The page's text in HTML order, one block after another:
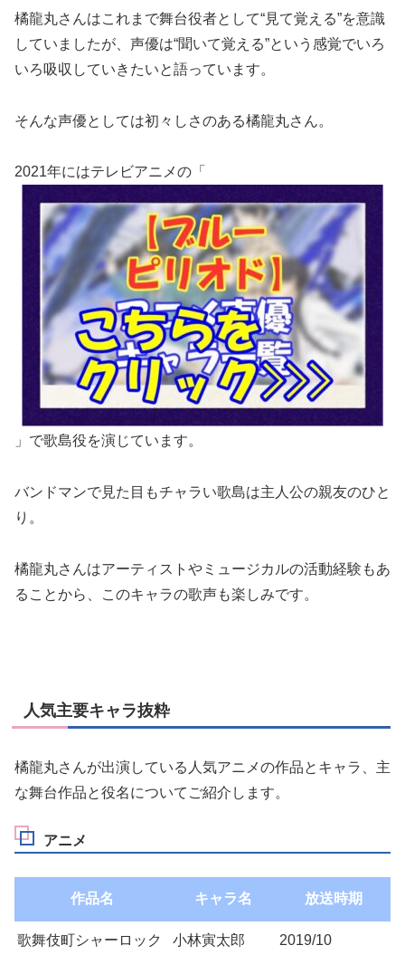
橘龍丸さんはこれまで舞台役者として“見て覚える”を意識
していましたが、 声優は“聞いて覚える”という感覚でいろ
いろ吸収していきたいと語っています。
そんな声優としては初々しさのある橘龍丸さん。
2021年にはテレビアニメの「
」で歌島役を演じています。
バンドマンで見た目もチャラい歌島は主人公の親友のひと
り。
橘龍丸さんはアーティストやミュージカルの活動経験もあ
ることから、このキャラの歌声も楽しみです。
人気主要キャラ抜粋
橘龍丸さんが出演している人気アニメの作品とキャラ、主
な舞台作品と役名についてご紹介します。
アニメ
作品名 キャラ名 放送時期
歌舞伎町シャーロック 小林寅太郎 2019/10